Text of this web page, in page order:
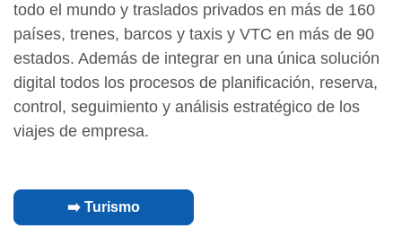
todo el mundo y traslados privados en más de 160
países, trenes, barcos y taxis y VTC en más de 90
estados. Además de integrar en una única solución
digital todos los procesos de planificación, reserva,
control, seguimiento y análisis estratégico de los
viajes de empresa.
➡️ Turismo